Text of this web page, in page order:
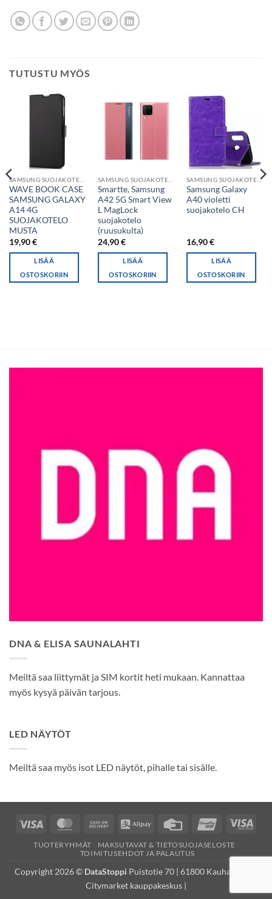
TUTUSTU MYÖS
WAVE BOOK CASE
SAMSUNG GALAXY
A14 4G
SUOJAKOTELO
MUSTA
19,90€
LISÄÄ
OSTOSKORIIN
Smartte, Samsung
A42 5G Smart View
L MagLock
suojakotelo
(ruusukulta)
24,90€
LISÄÄ
OSTOSKORIIN
SAMSUNG SUOJAKOTELO
Samsung Galaxy
A40 violetti
suojakotelo CH
16,90€
LISÄÄ
OSTOSKORIIN
DNA & ELISA SAUNALAHTI
Meiltä saa liittymät ja SIM kortit heti mukaan. Kannattaa
myös kysyä päivän tarjous.
LED NÄYTÖT
Meiltä saa myös isot LED näytöt, pihalle tai sisälle.
Visa MasterCardCash
Delivery
Alipay
Credit
UnionPayVisa
TUOTERYHMÄT
MAKSUTAVAT & TIETOSUOJASELOSTE
TOIMITUSEHDOT JA PALAUTUS
Copyright 2026 © DataStoppi Puistotie 70 | 61800 Kauhajoki (K-
Citymarket kauppakeskus |